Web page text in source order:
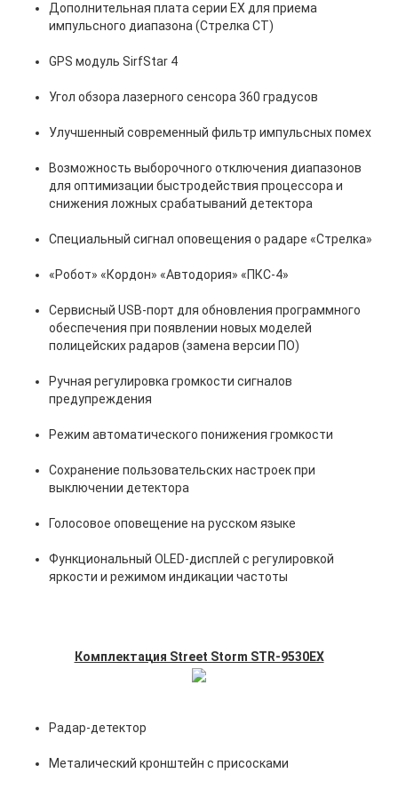
Дополнительная плата серии EX для приема
импульсного диапазона (Стрелка СТ)
GPS модуль SirfStar 4
Угол обзора лазерного сенсора 360 градусов
Улучшенный современный фильтр импульсных помех
Возможность выборочного отключения диапазонов
для оптимизации быстродействия процессора и
снижения ложных срабатываний детектора
Специальный сигнал оповещения о радаре «Стрелка»
«Робот» «Кордон» «Автодория» «ПКС-4»
Сервисный USB-порт для обновления программного
обеспечения при появлении новых моделей
полицейских радаров (замена версии ПО)
Ручная регулировка громкости сигналов
предупреждения
Режим автоматического понижения громкости
Сохранение пользовательских настроек при
выключении детектора
Голосовое оповещение на русском языке
Функциональный OLED-дисплей с регулировкой
яркости и режимом индикации частоты
Комплектация Street Storm STR-9530EX
Радар-детектор
Металический кронштейн с присосками